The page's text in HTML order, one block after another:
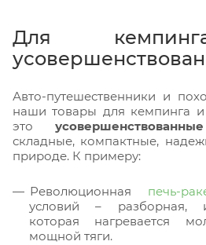
Для
Авто-путешественники и
наши товары для кемпинга и
это
складные, компактные,
природе. К примеру:
Революционная печь-
условий – разборная,
которая нагревается
мощной тяги.